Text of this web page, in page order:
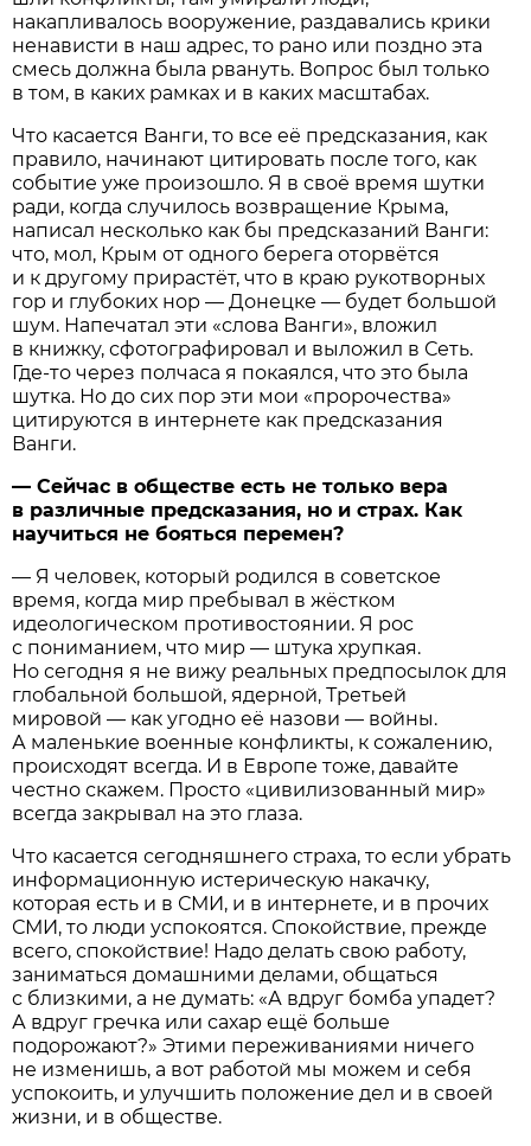
накапливалось вооружение, раздавались крики
ненависти в наш адрес, то рано или поздно эта
смесь должна была рвануть. Вопрос был только
в том, в каких рамках и в каких масштабах.
Что касается Ванги, то все её предсказания, как
правило, начинают цитировать после того, как
событие уже произошло. Я в своё время шутки
ради, когда случилось возвращение Крыма,
написал несколько как бы предсказаний Ванги:
что, мол, Крым от одного берега оторвётся
и к другому прирастёт, что в краю рукотворных
гор и глубоких нор — Донецке — будет большой
шум. Напечатал эти «слова Ванги», вложил
в книжку, сфотографировал и выложил в Сеть.
Где-то через полчаса я покаялся, что это была
шутка. Но до сих пор эти мои «пророчества»
цитируются в интернете как предсказания
Ванги.
— Сейчас в обществе есть не только вера
в различные предсказания, но и страх. Как
научиться не бояться перемен?
— Я человек, который родился в советское
время, когда мир пребывал в жёстком
идеологическом противостоянии. Я рос
с пониманием, что мир — штука хрупкая.
Но сегодня я не вижу реальных предпосылок для
глобальной большой, ядерной, Третьей
мировой — как угодно её назови — войны.
А маленькие военные конфликты, к сожалению,
происходят всегда. И в Европе тоже, давайте
честно скажем. Просто «цивилизованный мир»
всегда закрывал на это глаза.
Что касается сегодняшнего страха, то если убрать
информационную истерическую накачку,
которая есть и в СМИ, и в интернете, и в прочих
СМИ, то люди успокоятся. Спокойствие, прежде
всего, спокойствие! Надо делать свою работу,
заниматься домашними делами, общаться
с близкими, а не думать: «А вдруг бомба упадет?
А вдруг гречка или сахар ещё больше
подорожают?» Этими переживаниями ничего
не изменишь, а вот работой мы можем и себя
успокоить, и улучшить положение дел и в своей
жизни, и в обществе.